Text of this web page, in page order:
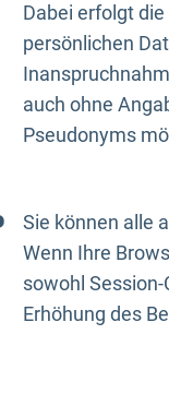
Dabei erfolgt
persönlichen
auch ohne
Pseudonyms
Sie können alle
Wenn Ihre
sowohl
Erhöhung des